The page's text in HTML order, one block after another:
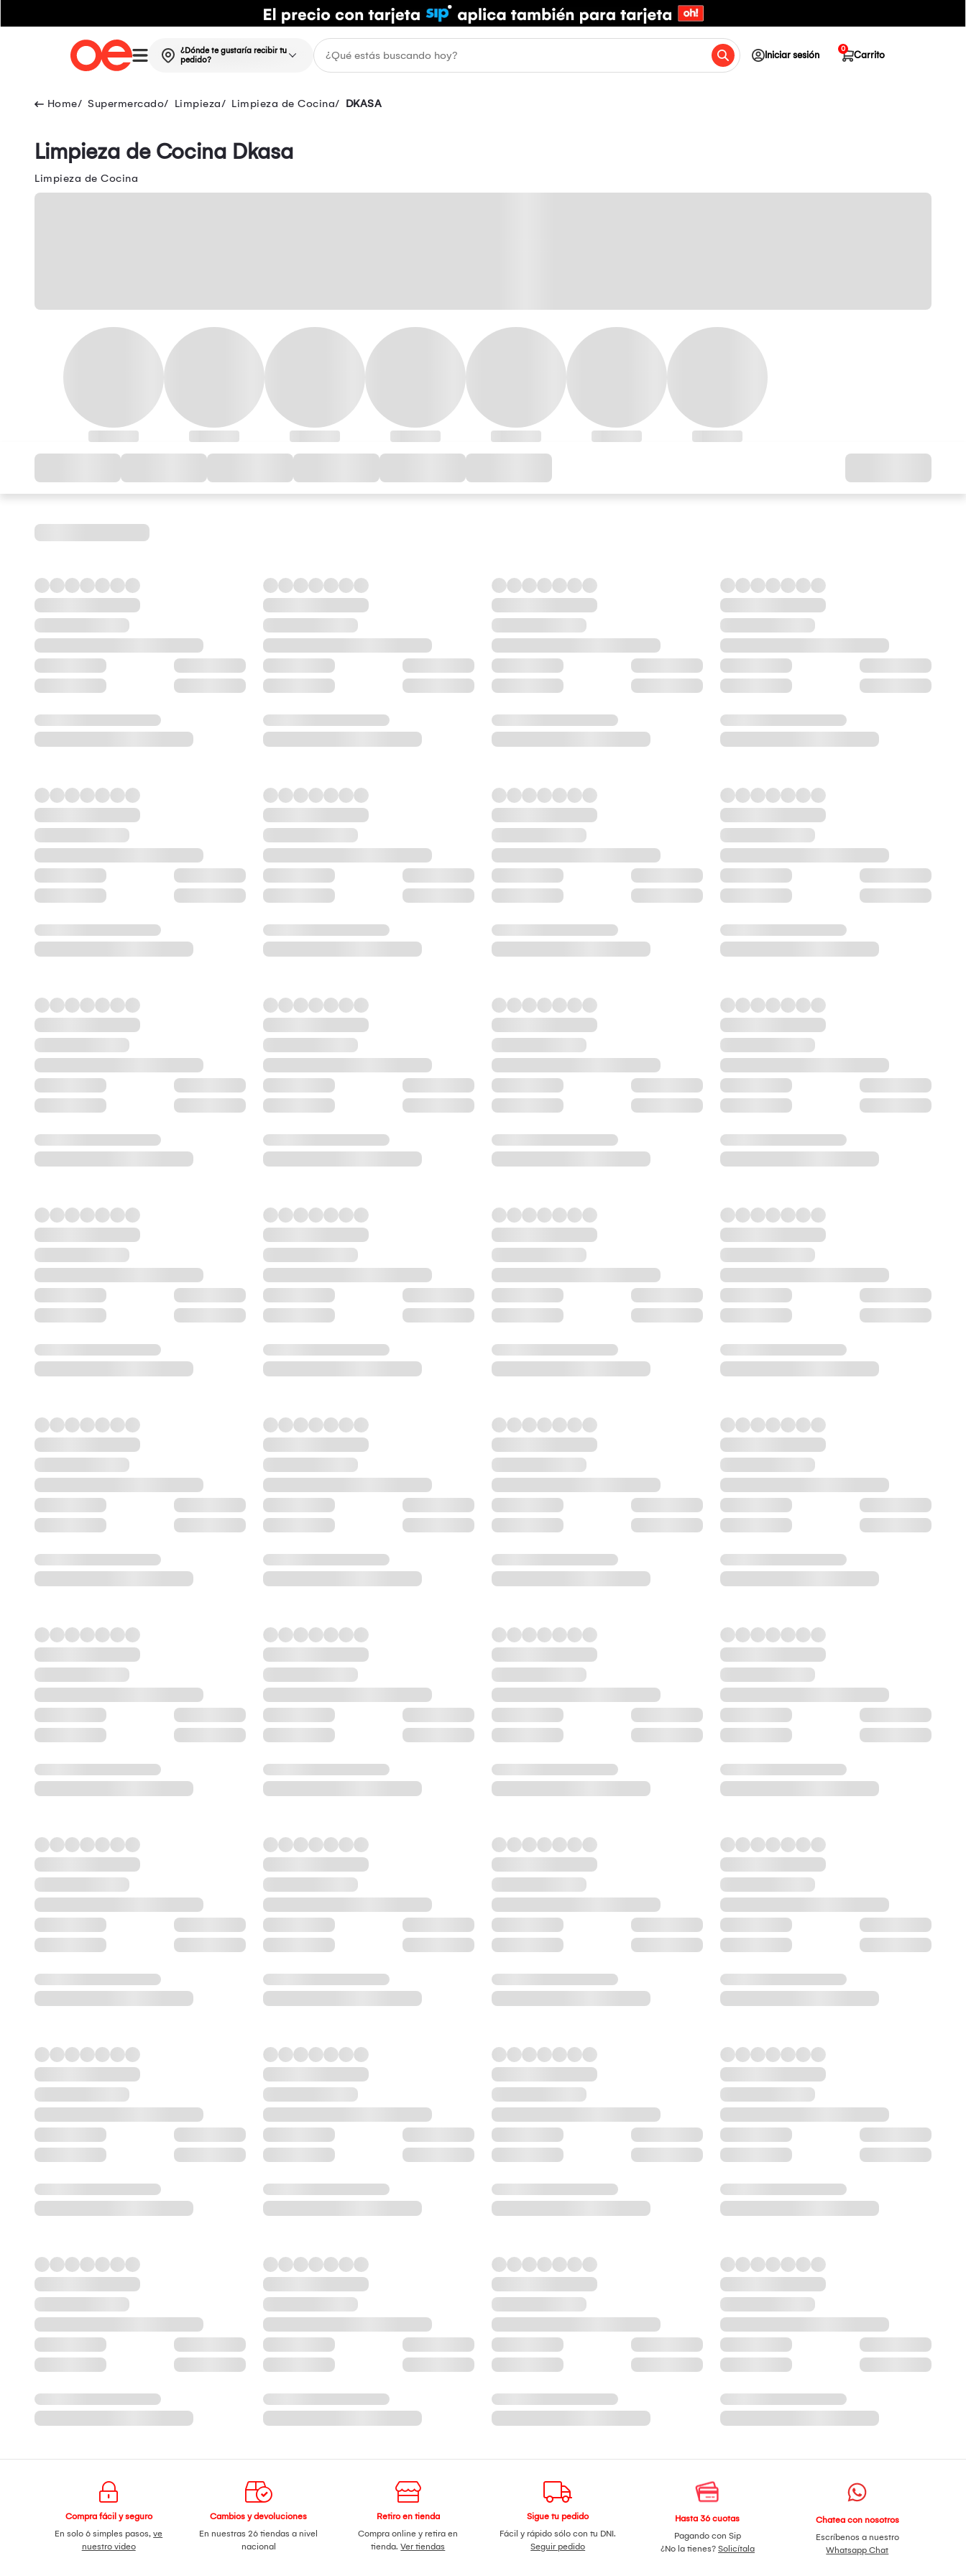
¿Dónde te gustaría recibir tu
pedido?
Iniciar sesión Carrito
0
Supermercado Limpieza Limpieza de Cocina DKASA
Limpieza de Cocina Dkasa
Limpieza de Cocina
Compra fácil y seguro
En solo 6 simples pasos,ve
nuestro video
Cambios y devoluciones
En nuestras 26 tiendas a nivel
nacional
Retiro en tienda
Compra online y retira en
tienda.Ver tiendas
Sigue tu pedido
Fácil y rápido sólo con tu DNI.
Seguir pedido
Hasta 36 cuotas
Pagando con Sip
¿No la tienes? Solicítala
Chatea con nosotros
Escríbenos a nuestro
Whatsapp Chat